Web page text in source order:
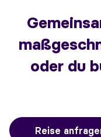
oder du
Reise